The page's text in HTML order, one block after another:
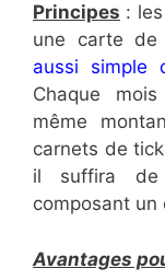
Principes :
une carte
aussi simple
Chaque
même
carnets de
il suffira de
composant
Avantages